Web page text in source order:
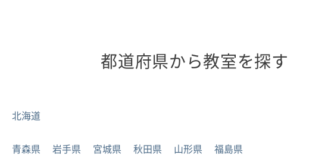
都道府県から教室を探す
北海道
青森県 岩手県 宮城県 秋田県 山形県 福島県